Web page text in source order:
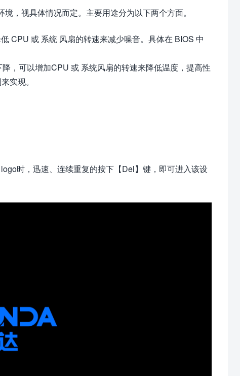
，视具体情况而定。主要用途分为以下两个方面。
CPU 或 系统 风扇的转速来减少噪音。具体在 BIOS 中
，可以增加CPU 或 系统风扇的转速来降低温度，提高性
实现。
时，迅速、连续重复的按下【Del】键，即可进入该设